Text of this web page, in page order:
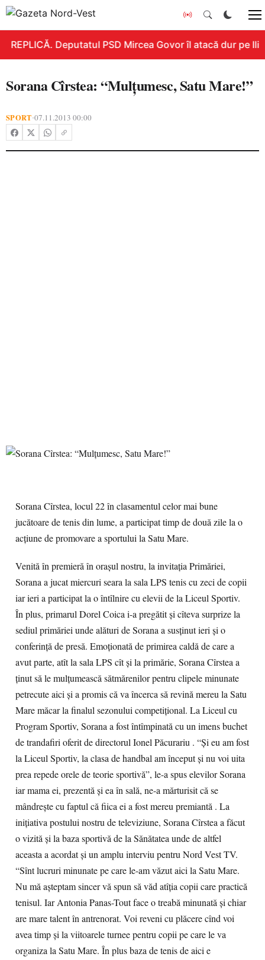
REPLICĂ. Deputatul PSD Mircea Govor îl atacă dur pe
Sorana Cîrstea: “Mulţumesc, Satu Mare!”
SPORT•07.11.2013 00:00
Sorana Cîrstea, locul 22 în clasamentul celor mai bune
jucătoare de tenis din lume, a participat timp de două zile la o
acţiune de promovare a sportului la Satu Mare.
Venită în premieră în oraşul nostru, la invitaţia Primăriei,
Sorana a jucat miercuri seara la sala LPS tenis cu zeci de copii
iar ieri a participat la o întîlnire cu elevii de la Liceul Sportiv.
În plus, primarul Dorel Coica i-a pregătit şi cîteva surprize la
sediul primăriei unde alături de Sorana a susţinut ieri şi o
conferinţă de presă. Emoţionată de primirea caldă de care a
avut parte, atît la sala LPS cît şi la primărie, Sorana Cîrstea a
ţinut să le mulţumească sătmărenilor pentru clipele minunate
petrecute aici şi a promis că va încerca să revină mereu la Satu
Mare măcar la finalul sezonului competiţional. La Liceul cu
Program Sportiv, Sorana a fost întîmpinată cu un imens buchet
de trandafiri oferit de directorul Ionel Păcurariu . “Şi eu am fost
la Liceul Sportiv, la clasa de handbal am început şi nu voi uita
prea repede orele de teorie sportivă”, le-a spus elevilor Sorana
iar mama ei, prezentă şi ea în sală, ne-a mărturisit că se
mândreşte cu faptul că fiica ei a fost mereu premiantă . La
iniţiativa postului nostru de televiziune, Sorana Cîrstea a făcut
o vizită şi la baza sportivă de la Sănătatea unde de altfel
aceasta a acordat şi un amplu interviu pentru Nord Vest TV.
“Sînt lucruri minunate pe care le-am văzut aici la Satu Mare.
Nu mă aşteptam sincer vă spun să văd atîţia copii care practică
tenisul. Iar Antonia Panas-Tout face o treabă minunată şi chiar
are mare talent în antrenorat. Voi reveni cu plăcere cînd voi
avea timp şi la viitoarele turnee pentru copii pe care le va
organiza la Satu Mare. În plus baza de tenis de aici e